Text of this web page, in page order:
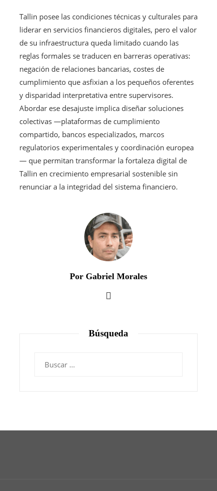
Tallin posee las condiciones técnicas y culturales para
liderar en servicios financieros digitales, pero el valor
de su infraestructura queda limitado cuando las
reglas formales se traducen en barreras operativas:
negación de relaciones bancarias, costes de
cumplimiento que asfixian a los pequeños oferentes
y disparidad interpretativa entre supervisores.
Abordar ese desajuste implica diseñar soluciones
colectivas —plataformas de cumplimiento
compartido, bancos especializados, marcos
regulatorios experimentales y coordinación europea
— que permitan transformar la fortaleza digital de
Tallin en crecimiento empresarial sostenible sin
renunciar a la integridad del sistema financiero.
Por Gabriel Morales
Búsqueda